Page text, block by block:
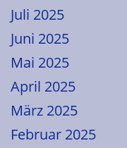
Juli 2025
Juni 2025
Mai 2025
April 2025
März 2025
Februar 2025